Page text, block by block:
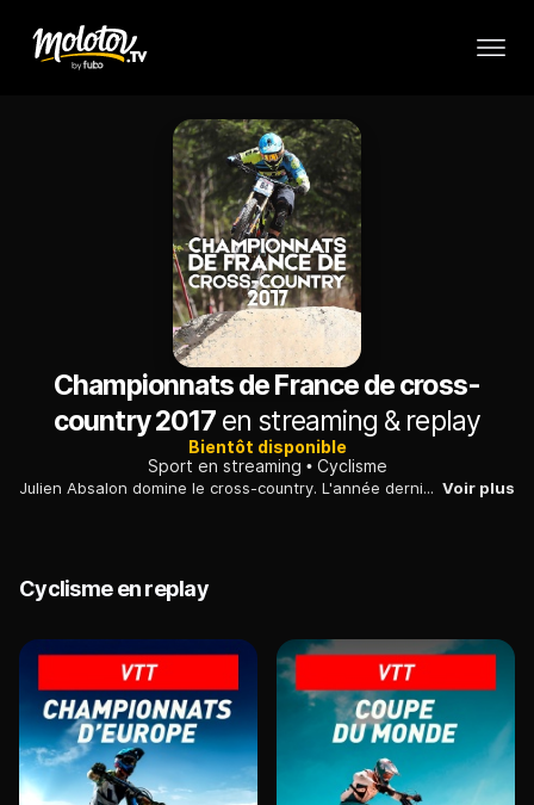
Championnats de France de cross-
country 2017 en streaming & replay
Bientôt disponible
Sport en streaming
Cyclisme
Julien Absalon domine le cross-country. L'année dernière, le double champion olympique avait remporté sa 14e couronne nationale. Voir plus
Cyclisme en replay